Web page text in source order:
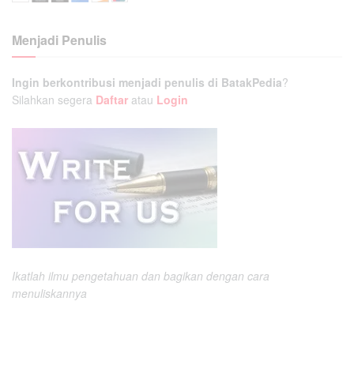
Menjadi Penulis
Ingin berkontribusi menjadi penulis di BatakPedia?
Silahkan segera Daftar atau Login
Ikatlah ilmu pengetahuan dan bagikan dengan cara
menuliskannya